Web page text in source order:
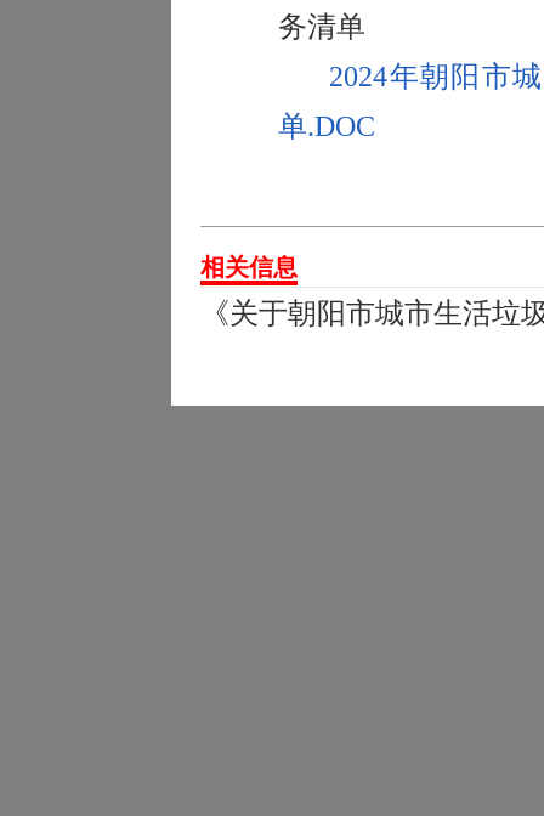
务清单
2024年朝阳市
单.DOC
相关信息
《关于朝阳市城市生活垃